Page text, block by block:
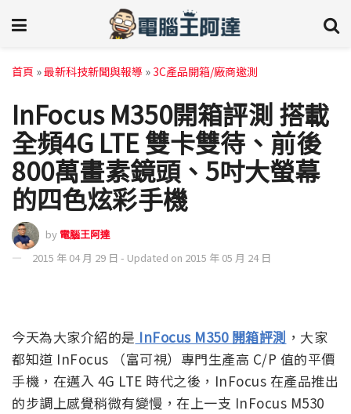
首頁 »最新科技新聞與報導 »3C產品開箱/廠商邀測
InFocus M350開箱評測 搭載
全頻4G LTE 雙卡雙待、前後
800萬畫素鏡頭、5吋大螢幕
的四色炫彩手機
by 電腦王阿達
2015 年 04 月 29 日 - Updated on 2015 年 05 月 24 日
今天為大家介紹的是 InFocus M350 開箱評測 ，大家
都知道 InFocus （富可視）專門生產高 C/P 值的平價
手機，在邁入 4G LTE 時代之後，InFocus 在產品推出
的步調上感覺稍微有變慢，在上一支 InFocus M530